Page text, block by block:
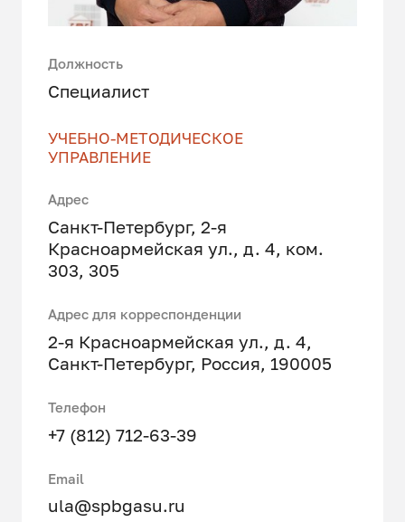
Должность
Специалист
УЧЕБНО-МЕТОДИЧЕСКОЕ
УПРАВЛЕНИЕ
Адрес
Санкт-Петербург, 2-я
Красноармейская ул., д. 4, ком.
303, 305
Адрес для корреспонденции
2-я Красноармейская ул., д. 4,
Санкт-Петербург, Россия, 190005
Телефон
+7 (812) 712-63-39
Email
ula@spbgasu.ru